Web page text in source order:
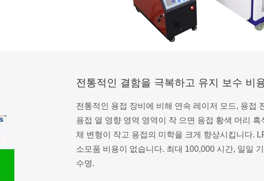
전통적인 결함을 극복하고 유지 보수 비
전통적인 용접 장비에 비해 연속 레이저 모드, 용접
용접 열 영향 영역 영역이 작 으면 용접 황색 머리
체 변형이 작고 용접의 미학을 크게 향상시킵니다.
소모품 비용이 없습니다. 최대 100,000 시간, 일일
수명.